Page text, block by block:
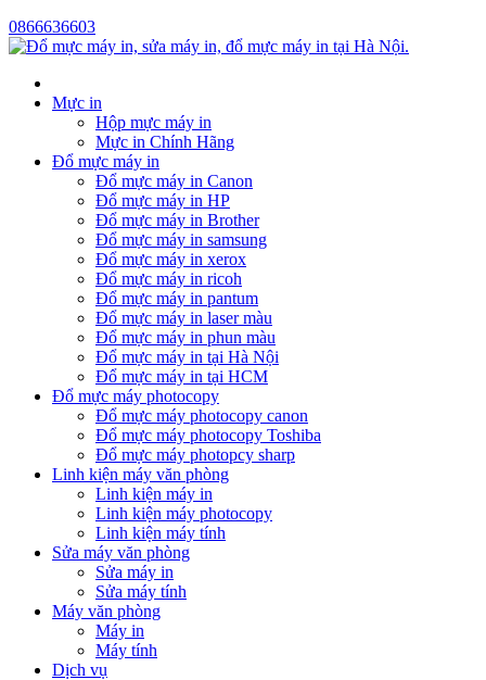
0866636603
Mực in
Hộp mực máy in
Mực in Chính Hãng
Đổ mực máy in
Đổ mực máy in Canon
Đổ mực máy in HP
Đổ mực máy in Brother
Đổ mực máy in samsung
Đổ mực máy in xerox
Đổ mực máy in ricoh
Đổ mực máy in pantum
Đổ mực máy in laser màu
Đổ mực máy in phun màu
Đổ mực máy in tại Hà Nội
Đổ mực máy in tại HCM
Đổ mực máy photocopy
Đổ mực máy photocopy canon
Đổ mực máy photocopy Toshiba
Đổ mực máy photopcy sharp
Linh kiện máy văn phòng
Linh kiện máy in
Linh kiện máy photocopy
Linh kiện máy tính
Sửa máy văn phòng
Sửa máy in
Sửa máy tính
Máy văn phòng
Máy in
Máy tính
Dịch vụ